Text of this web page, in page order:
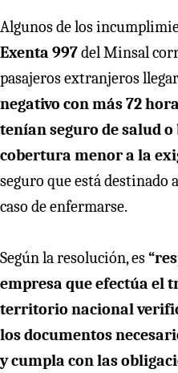
Algunos de los
Exenta 997del Minsal
pasajeros extranjeros
negativo con más 72
tenían seguro de salud
cobertura menor a la
seguro que está destinado
caso de enfermarse.
Según la resolución, es
empresa que efectúa el
territorio nacional
los documentos
y cumpla con las